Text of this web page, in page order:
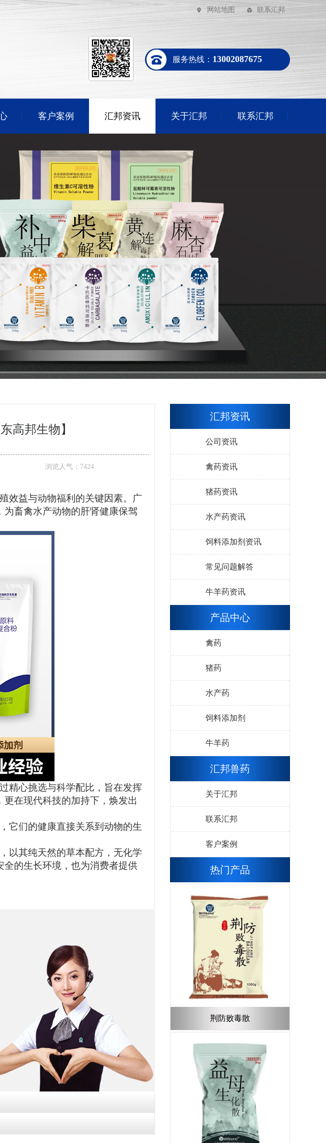
网站地图 联系汇邦
服务热线： 13002087675
客户案例 汇邦资讯 关于汇邦 联系汇邦
高邦生物】
浏览人气： 7424
效益与动物福利的关键因素。广
畜禽水产动物的肝肾健康保驾
精心挑选与科学配比，旨在发挥
在现代科技的加持下，焕发出
它们的健康直接关系到动物的生
以其纯天然的草本配方，无化学
的生长环境，也为消费者提供
汇邦资讯
公司资讯
禽药资讯
猪药资讯
水产药资讯
饲料添加剂资讯
常见问题解答
牛羊药资讯
产品中心
禽药
猪药
水产药
饲料添加剂
牛羊药
汇邦兽药
关于汇邦
联系汇邦
客户案例
热门产品
荆防败毒散